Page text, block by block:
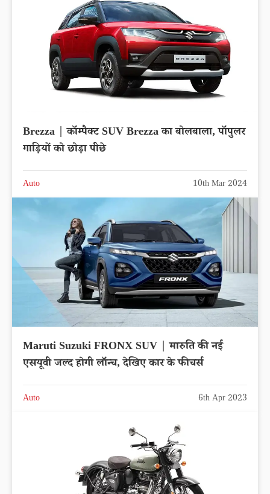
Brezza | कॉम्पैक्ट SUV Brezza का बोलबाला, पॉपुलर
गाड़ियों को छोड़ा पीछे
Auto 10th Mar 2024
Maruti Suzuki FRONX SUV | मारुति की नई
एसयूवी जल्द होगी लॉन्च, देखिए कार के फीचर्स
Auto 6th Apr 2023